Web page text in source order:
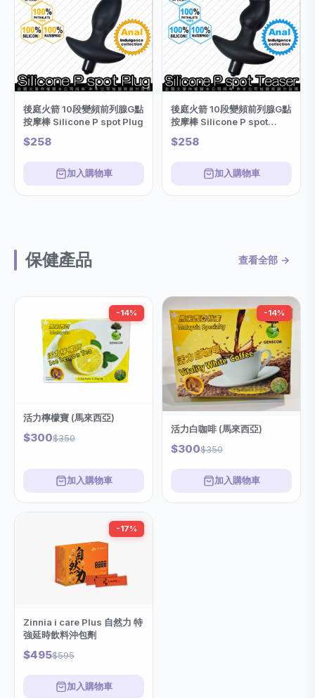
後庭火箭 10段變頻前列腺G點
按摩棒 Silicone P spot Plug
$258
加入購物車
後庭火箭 10段變頻前列腺G點
按摩棒 Silicone P spot
Teaser
$258
加入購物車
保健產品 查看全部 →
-14%
活力檸檬寶 (馬來西亞)
$300$350
加入購物車
-14%
活力白咖啡 (馬來西亞)
$300$350
加入購物車
-17%
Zinnia i care Plus 自然力 特
強延時飲料沖包劑
$495$595
加入購物車